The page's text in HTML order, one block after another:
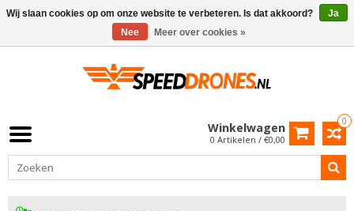
0
Winkelwagen
0 Artikelen / €0,00
Wij slaan cookies op om onze website te verbeteren. Is dat akkoord?
Ja
Nee
Meer over cookies »